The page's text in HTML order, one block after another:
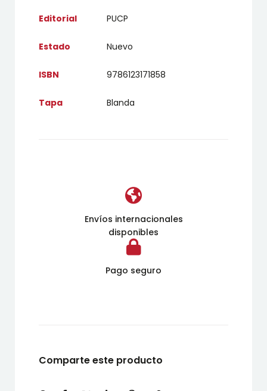
Editorial PUCP
Estado Nuevo
ISBN 9786123171858
Tapa Blanda
Envíos internacionales
disponibles
Pago seguro
Comparte este producto